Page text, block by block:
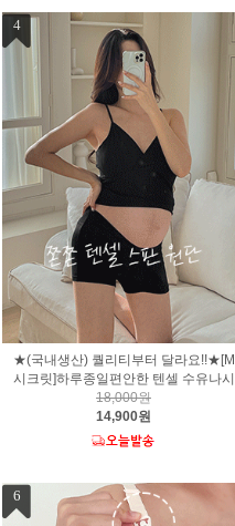
4
★(국내생산) 퀄리티부터 달라요!!★[M
시크릿]하루종일편안한 텐셀 수유나시
18,000원
14,900원
6